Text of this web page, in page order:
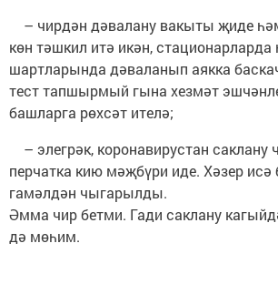
– чирдән дәвалану вакыты җиде
көн тәшкил итә икән,
шартларында дәваланып аякка
тест тапшырмый гына хезмәт
башларга рөхсәт ителә;
– элегрәк, коронавирустан саклану
перчатка кию мәҗбүри иде. Хәзер исә
гамәлдән чыгарылды.
Әмма чир бетми. Гади саклану
дә мөһим.